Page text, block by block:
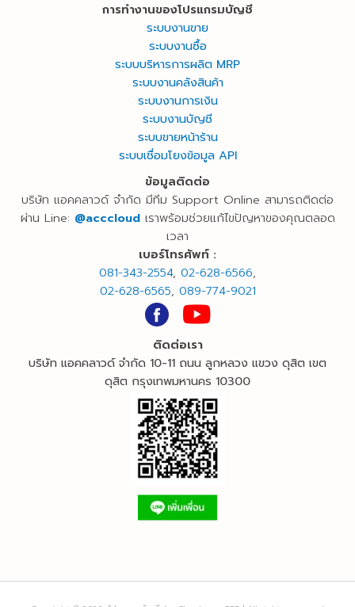
การทำงานของโปรแกรมบัญชี
ระบบงานขาย
ระบบงานซื้อ
ระบบบริหารการผลิต MRP
ระบบงานคลังสินค้า
ระบบงานการเงิน
ระบบงานบัญชี
ระบบขายหน้าร้าน
ระบบเชื่อมโยงข้อมูล API
ข้อมูลติดต่อ
บริษัท แอคคลาวด์ จำกัด มีทีม Support Online สามารถติดต่อ
ผ่าน Line: @acccloudเราพร้อมช่วยแก้ไขปัญหาของคุณตลอด
เวลา
เบอร์โทรศัพท์ :
081-343-2554, 02-628-6566,
02-628-6565, 089-774-9021
ติดต่อเรา
บริษัท แอคคลาวด์ จำกัด 10-11 ถนน ลูกหลวง แขวง ดุสิต เขต
ดุสิต กรุงเทพมหานคร 10300